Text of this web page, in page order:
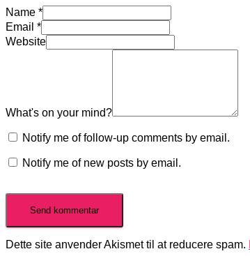
Name *
Email *
Website
What's on your mind?
Notify me of follow-up comments by email.
Notify me of new posts by email.
Dette site anvender Akismet til at reducere spam.